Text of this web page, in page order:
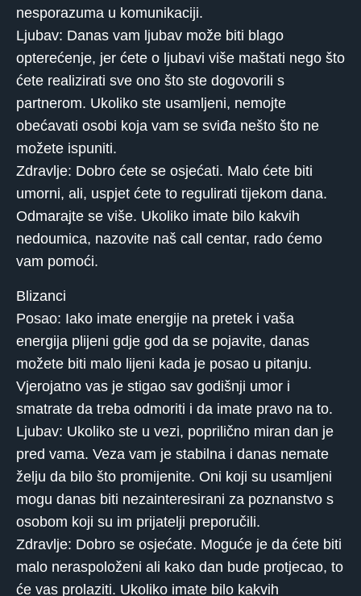
nesporazuma u komunikaciji.
Ljubav: Danas vam ljubav može biti blago
opterećenje, jer ćete o ljubavi više maštati nego što
ćete realizirati sve ono što ste dogovorili s
partnerom. Ukoliko ste usamljeni, nemojte
obećavati osobi koja vam se sviđa nešto što ne
možete ispuniti.
Zdravlje: Dobro ćete se osjećati. Malo ćete biti
umorni, ali, uspjet ćete to regulirati tijekom dana.
Odmarajte se više. Ukoliko imate bilo kakvih
nedoumica, nazovite naš call centar, rado ćemo
vam pomoći.
Blizanci
Posao: Iako imate energije na pretek i vaša
energija plijeni gdje god da se pojavite, danas
možete biti malo lijeni kada je posao u pitanju.
Vjerojatno vas je stigao sav godišnji umor i
smatrate da treba odmoriti i da imate pravo na to.
Ljubav: Ukoliko ste u vezi, poprilično miran dan je
pred vama. Veza vam je stabilna i danas nemate
želju da bilo što promijenite. Oni koji su usamljeni
mogu danas biti nezainteresirani za poznanstvo s
osobom koji su im prijatelji preporučili.
Zdravlje: Dobro se osjećate. Moguće je da ćete biti
malo neraspoloženi ali kako dan bude protjecao, to
će vas prolaziti. Ukoliko imate bilo kakvih